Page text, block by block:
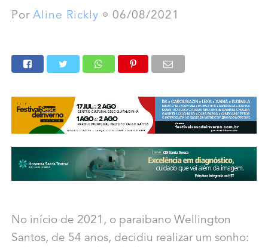
Por Aline Rickly 06/08/2021
No início de 2021, o paraibano Wellington
Santos, de 54 anos, decidiu realizar um sonho: